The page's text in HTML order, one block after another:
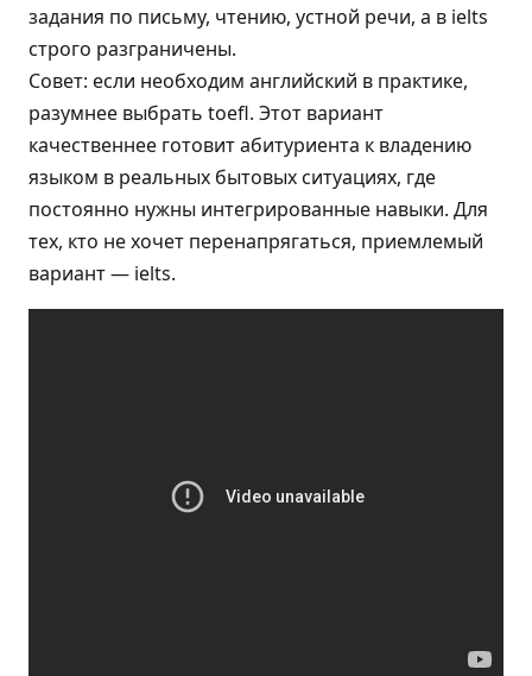
задания по письму, чтению, устной речи, а в ielts
строго разграничены.
Совет: если необходим английский в практике,
разумнее выбрать toefl. Этот вариант
качественнее готовит абитуриента к владению
языком в реальных бытовых ситуациях, где
постоянно нужны интегрированные навыки. Для
тех, кто не хочет перенапрягаться, приемлемый
вариант — ielts.